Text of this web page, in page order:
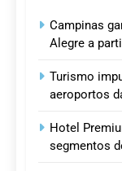
Campinas
Alegre a
Turismo
aeroportos
Hotel
segmentos